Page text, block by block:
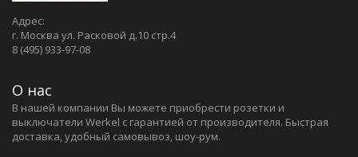
Адрес:
г. Москва ул. Расковой д.10 стр.4
8 (495) 933-97-08
О нас
В нашей компании Вы можете приобрести розетки и
выключатели Werkel c гарантией от производителя. Быстрая
доставка, удобный самовывоз, шоу-рум.